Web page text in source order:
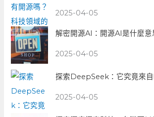
2025-04-05
解密開源AI：開源AI是什麼意
2025-04-05
探索DeepSeek：它究竟來自
2025-04-05